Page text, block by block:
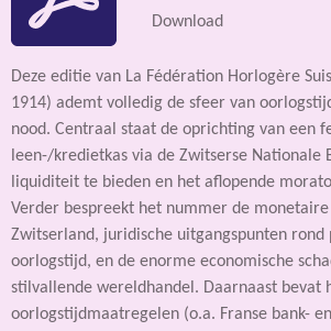
Download
Deze editie van La Fédération Horlogère
1914) ademt volledig de sfeer van
nood. Centraal staat de oprichting van een
leen-/kredietkas via de Zwitserse Nationale
liquiditeit te bieden en het aflopende
Verder bespreekt het nummer de
Zwitserland, juridische uitgangspunten
oorlogstijd, en de enorme economische
stilvallende wereldhandel. Daarnaast bevat
oorlogstijdmaatregelen (o.a. Franse bank-